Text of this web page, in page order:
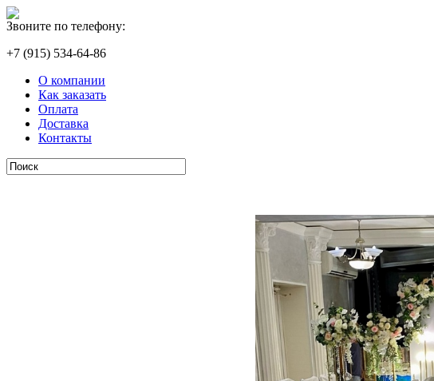
Звоните по телефону:
+7 (915) 534-64-86
О компании
Как заказать
Оплата
Доставка
Контакты